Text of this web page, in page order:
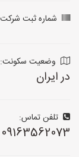
شماره ثبت
وضعیت سکونت:
در ایران
تلفن تماس:
09163562073